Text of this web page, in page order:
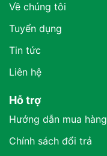
Về chúng tôi
Tuyển dụng
Tin tức
Liên hệ
Hỗ trợ
Hướng dẫn mua hàng
Chính sách đổi trả